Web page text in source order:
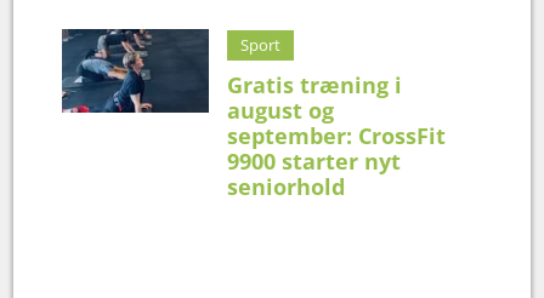
Sport
Gratis træning i
august og
september: CrossFit
9900 starter nyt
seniorhold